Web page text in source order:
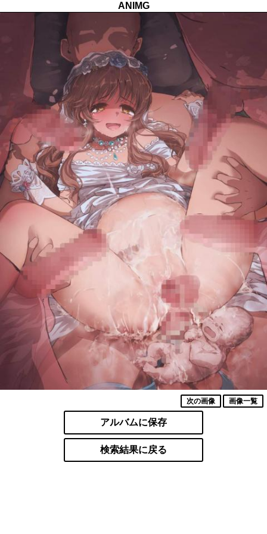
ANIMG
次の画像 画像一覧
アルバムに保存
検索結果に戻る